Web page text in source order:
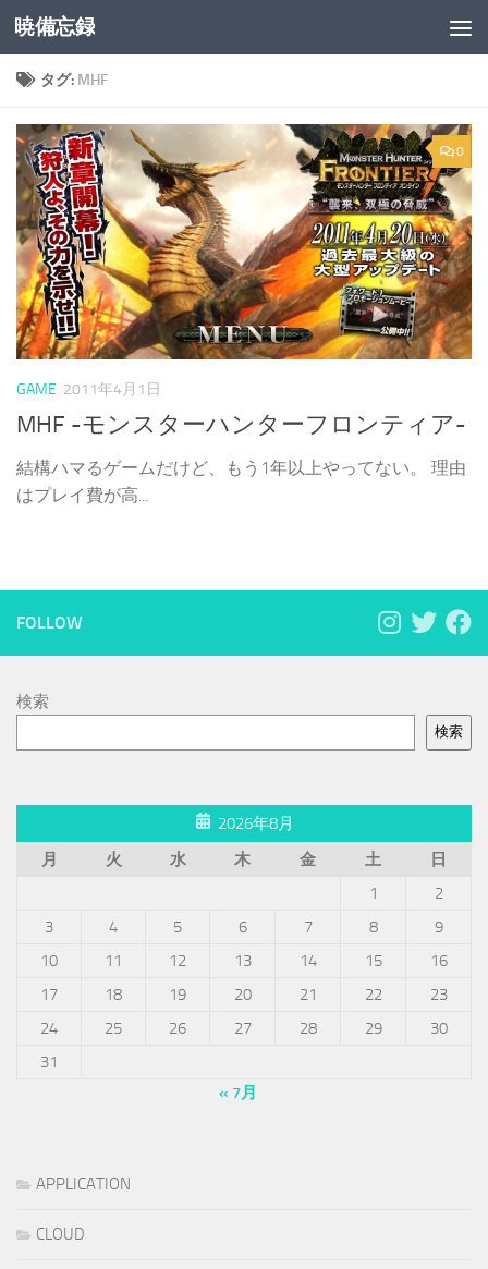
コンテンツへスキップ
暁備忘録
タグ: MHF
0
GAME 2011年4月1日
MHF -モンスターハンターフロンティア-
結構ハマるゲームだけど、もう1年以上やってない。 理由
はプレイ費が高...
FOLLOW
検索
検索
2026年8月
月
火 水 木 金 土
日
1
2
3
4 5 6 7 8
9
10
11 12 13 14 15
16
17
18 19 20 21 22
23
24
25 26 27 28 29
30
31
« 7月
APPLICATION
CLOUD